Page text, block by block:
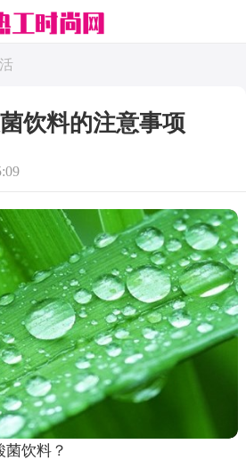
饮料的注意事项
饮料？